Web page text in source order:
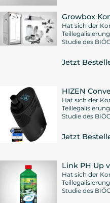
Growbox
Hat sich der
Studie des
Jetzt
HIZEN
Hat sich der
Studie des
Jetzt
Link PH Up
Hat sich der
Studie des